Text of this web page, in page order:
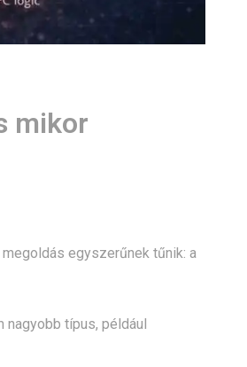
mikor
egyszerűnek tűnik: a
nagyobb típus, például